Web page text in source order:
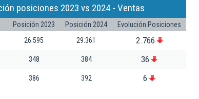
posiciones 2023 vs 2024 - Ventas
Posición 2023 Posición 2024
Evolución Posiciones
26.595 29.361 2.766
348 384 36
386 392 6